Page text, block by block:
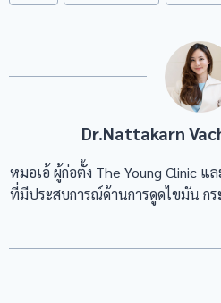
Dr.Nattakarn
หมอเอ้ ผู้ก่อตั้ง The Young Clinic
ที่มีประสบการณ์ด้านการดูดไขมัน ก